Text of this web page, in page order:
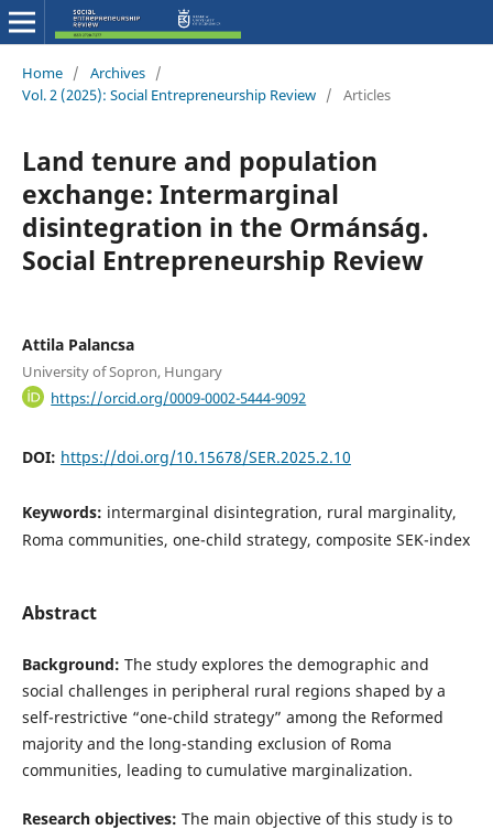
Home / Archives /
Vol. 2 (2025): Social Entrepreneurship Review / Articles
Land tenure and population
exchange: Intermarginal
disintegration in the Ormánság.
Social Entrepreneurship Review
Attila Palancsa
University of Sopron, Hungary
https://orcid.org/0009-0002-5444-9092
DOI: https://doi.org/10.15678/SER.2025.2.10
Keywords: intermarginal disintegration, rural marginality,
Roma communities, one-child strategy, composite SEK-index
Abstract
Background: The study explores the demographic and
social challenges in peripheral rural regions shaped by a
self-restrictive “one-child strategy” among the Reformed
majority and the long-standing exclusion of Roma
communities, leading to cumulative marginalization.
Research objectives: The main objective of this study is to